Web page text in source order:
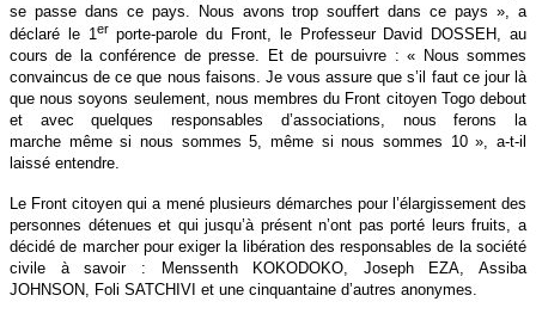
se passe dans ce pays. Nous avons trop souffert dans ce pays », a
déclaré le 1er porte-parole du Front, le Professeur David DOSSEH, au
cours de la conférence de presse. Et de poursuivre : « Nous sommes
convaincus de ce que nous faisons. Je vous assure que s’il faut ce jour là
que nous soyons seulement, nous membres du Front citoyen Togo debout
et avec quelques responsables d’associations, nous ferons la
marche même si nous sommes 5, même si nous sommes 10 », a-t-il
laissé entendre.
Le Front citoyen qui a mené plusieurs démarches pour l’élargissement des
personnes détenues et qui jusqu’à présent n’ont pas porté leurs fruits, a
décidé de marcher pour exiger la libération des responsables de la société
civile à savoir : Menssenth KOKODOKO, Joseph EZA, Assiba
JOHNSON, Foli SATCHIVI et une cinquantaine d’autres anonymes.